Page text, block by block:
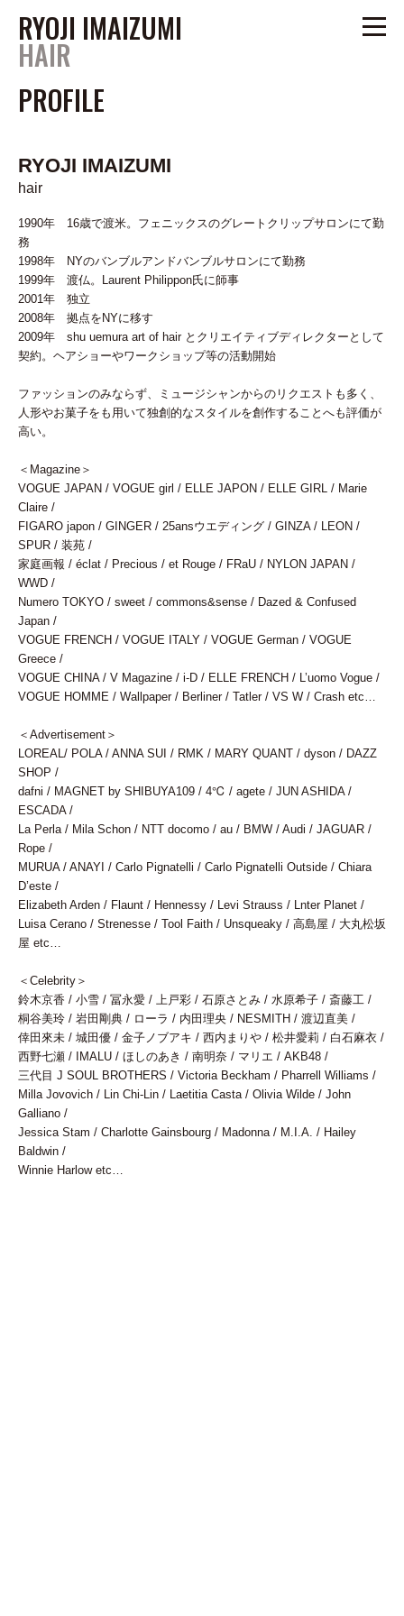
CREATIVE
EDITORIAL
ADVERTISEMENT
ARTIST
SHOW
/
amano@um-tokyo.com
tel.03-6805-0989
www.um-tokyo.com
TOP
RYOJI IMAIZUMI
HAIR
PROFILE
RYOJI IMAIZUMI
hair
1990年 16歳で渡米。フェニックスのグレートクリップサロンにて勤
務
1998年 NYのバンブルアンドバンブルサロンにて勤務
1999年 渡仏。Laurent Philippon氏に師事
2001年 独立
2008年 拠点をNYに移す
2009年 shu uemura art of hair とクリエイティブディレクターとして
契約。ヘアショーやワークショップ等の活動開始
ファッションのみならず、ミュージシャンからのリクエストも多く、
人形やお菓子をも用いて独創的なスタイルを創作することへも評価が
高い。
＜Magazine＞
VOGUE JAPAN / VOGUE girl / ELLE JAPON / ELLE GIRL / Marie
Claire /
FIGARO japon / GINGER / 25ansウエディング / GINZA / LEON /
SPUR / 装苑 /
家庭画報 / éclat / Precious / et Rouge / FRaU / NYLON JAPAN /
WWD /
Numero TOKYO / sweet / commons&sense / Dazed & Confused
Japan /
VOGUE FRENCH / VOGUE ITALY / VOGUE German / VOGUE
Greece /
VOGUE CHINA / V Magazine / i-D / ELLE FRENCH / L’uomo Vogue /
VOGUE HOMME / Wallpaper / Berliner / Tatler / VS W / Crash etc…
＜Advertisement＞
LOREAL/ POLA / ANNA SUI / RMK / MARY QUANT / dyson / DAZZ
SHOP /
dafni / MAGNET by SHIBUYA109 / 4℃ / agete / JUN ASHIDA /
ESCADA /
La Perla / Mila Schon / NTT docomo / au / BMW / Audi / JAGUAR /
Rope /
MURUA / ANAYI / Carlo Pignatelli / Carlo Pignatelli Outside / Chiara
D’este /
Elizabeth Arden / Flaunt / Hennessy / Levi Strauss / Lnter Planet /
Luisa Cerano / Strenesse / Tool Faith / Unsqueaky / 高島屋 / 大丸松坂
屋 etc…
＜Celebrity＞
鈴木京香 / 小雪 / 冨永愛 / 上戸彩 / 石原さとみ / 水原希子 / 斎藤工 /
桐谷美玲 / 岩田剛典 / ローラ / 内田理央 / NESMITH / 渡辺直美 /
倖田來未 / 城田優 / 金子ノブアキ / 西内まりや / 松井愛莉 / 白石麻衣 /
西野七瀬 / IMALU / ほしのあき / 南明奈 / マリエ / AKB48 /
三代目 J SOUL BROTHERS / Victoria Beckham / Pharrell Williams /
Milla Jovovich / Lin Chi-Lin / Laetitia Casta / Olivia Wilde / John
Galliano /
Jessica Stam / Charlotte Gainsbourg / Madonna / M.I.A. / Hailey
Baldwin /
Winnie Harlow etc…